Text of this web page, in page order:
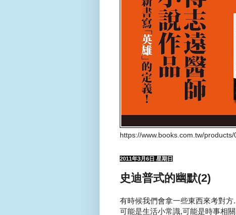
https://www.books.com.tw/
2011年3月6日 星期日
史迪普式的幽默(2)
有時候我們會拿一些東西來考對方
可能是生活小常識,可能是時事相